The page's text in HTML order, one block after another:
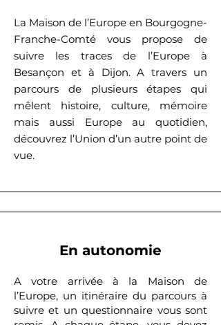
La Maison de l’Europe en Bourgogne-
Franche-Comté vous propose de
suivre les traces de l’Europe à
Besançon et à Dijon. A travers un
parcours de plusieurs étapes qui
mêlent histoire, culture, mémoire
mais aussi Europe au quotidien,
découvrez l’Union d’un autre point de
vue.
En autonomie
​A votre arrivée à la Maison de
l’Europe, un itinéraire du parcours à
suivre et un questionnaire vous sont